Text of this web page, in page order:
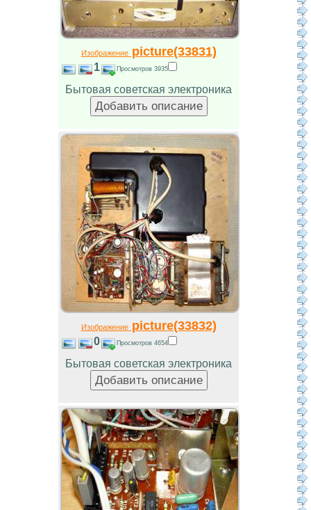
Изображениеpicture(33831)
1 Просмотров 3935
Бытовая советская электроника
Изображениеpicture(33832)
0 Просмотров 4654
Бытовая советская электроника